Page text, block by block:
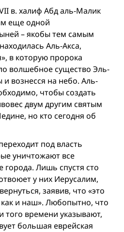
в. халиф Абд аль-Малик
еще одной
– якобы тем самым
Аль-Акса,
в которую пророка
волшебное существо Эль-
и вознесся на небо. Аль-
чтобы создать
двум другим святым
но кто сегодня об
под власть
уничтожают все
города. Лишь спустя сто
у них Иерусалим,
заявив, что «это
и наш». Любопытно, что
того времени указывают,
большая еврейская